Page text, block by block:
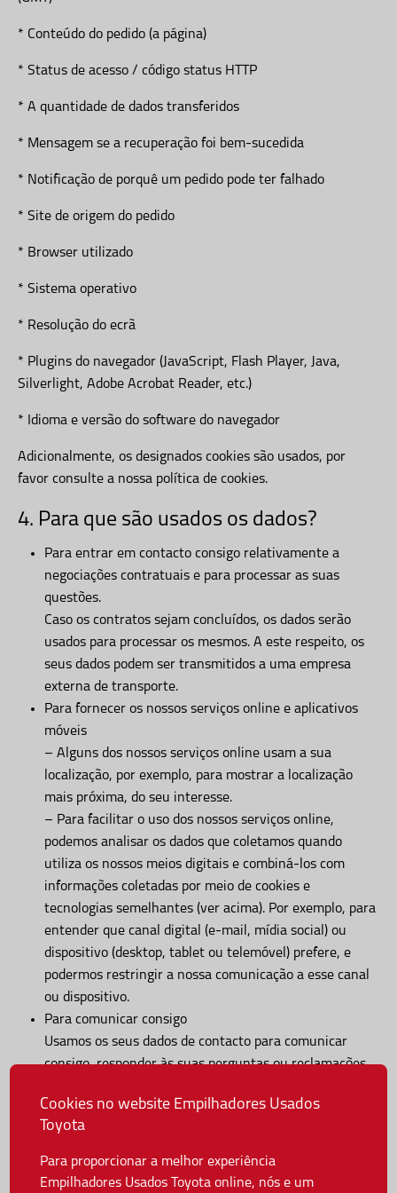
* Conteúdo do pedido (a página)
* Status de acesso / código status HTTP
* A quantidade de dados transferidos
* Mensagem se a recuperação foi bem-sucedida
* Notificação de porquê um pedido pode ter falhado
* Site de origem do pedido
* Browser utilizado
* Sistema operativo
* Resolução do ecrã
* Plugins do navegador (JavaScript, Flash Player, Java,
Silverlight, Adobe Acrobat Reader, etc.)
* Idioma e versão do software do navegador
Adicionalmente, os designados cookies são usados, por
favor consulte a nossa política de cookies.
4. Para que são usados os dados?
Para entrar em contacto consigo relativamente a
negociações contratuais e para processar as suas
questões.
Caso os contratos sejam concluídos, os dados serão
usados para processar os mesmos. A este respeito, os
seus dados podem ser transmitidos a uma empresa
externa de transporte.
Para fornecer os nossos serviços online e aplicativos
móveis
– Alguns dos nossos serviços online usam a sua
localização, por exemplo, para mostrar a localização
mais próxima, do seu interesse.
– Para facilitar o uso dos nossos serviços online,
podemos analisar os dados que coletamos quando
utiliza os nossos meios digitais e combiná-los com
informações coletadas por meio de cookies e
tecnologias semelhantes (ver acima). Por exemplo, para
entender que canal digital (e-mail, mídia social) ou
dispositivo (desktop, tablet ou telemóvel) prefere, e
podermos restringir a nossa comunicação a esse canal
ou dispositivo.
Para comunicar consigo
Usamos os seus dados de contacto para comunicar
consigo, responder às suas perguntas ou reclamações.
– Geral. Usamos ferramentas automáticas para realizar
análises estatísticas sobre tendências gerais relativas
ao uso dos nossos serviços, sites e redes sociais, bem
como, comportamento e preferências de clientes e
Cookies no website Empilhadores Usados
Toyota
Para proporcionar a melhor experiência
Empilhadores Usados Toyota online, nós e um